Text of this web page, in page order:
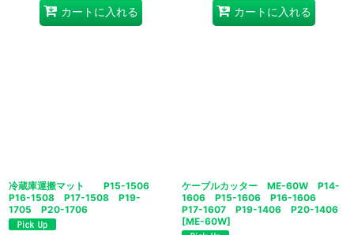
カートに入れる カートに入れる
冷蔵庫運搬マット P15-1506
P16-1508 P17-1508 P19-
1705 P20-1706
ケーブルカッター ME-60W P14-
1606 P15-1606 P16-1606
P17-1607 P19-1406 P20-1406
[ME-60W]